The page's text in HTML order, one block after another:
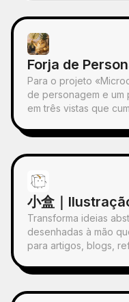
manchas de tinta,
espaço em branco e
de arquitetura,
escala humana,
sujeito reconhecível
imagem enfatiza uma
original,
uma pequena marca
permanece muito
etiqueta de exposição, sem
para criar cartazes
relíquias fotográficas,
arquitetura e cidade,
visuais para
Forja de
Para o projeto
de personagem e um
em três vistas que
como modelo
evitar, de forma
durante o processo
小盒｜
Transforma ideias
desenhadas à mão
para artigos, blogs,
a 小盒 permanece